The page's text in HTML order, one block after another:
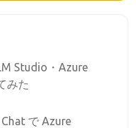
Studio・Azure
みた
で Azure